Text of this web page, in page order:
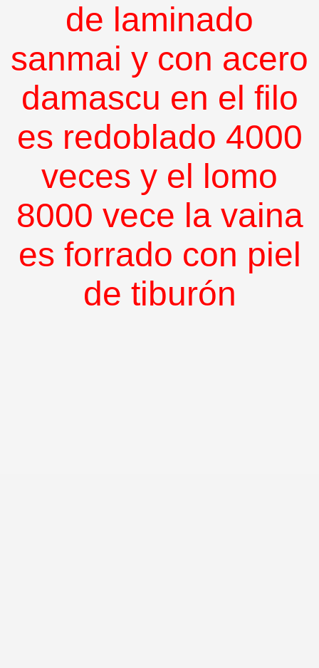
de laminado
sanmai y con acero
damascu en el filo
es redoblado 4000
veces y el lomo
8000 vece la vaina
es forrado con piel
de tiburón